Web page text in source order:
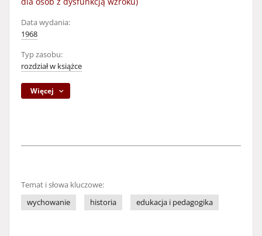
Data wydania:
1968
Typ zasobu:
rozdział w książce
Więcej
Temat i słowa kluczowe:
wychowanie
historia edukacja i pedagogika